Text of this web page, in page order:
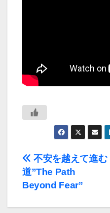
投
稿
ナ
不安を越えて進む
道”The Path
Beyond Fear”